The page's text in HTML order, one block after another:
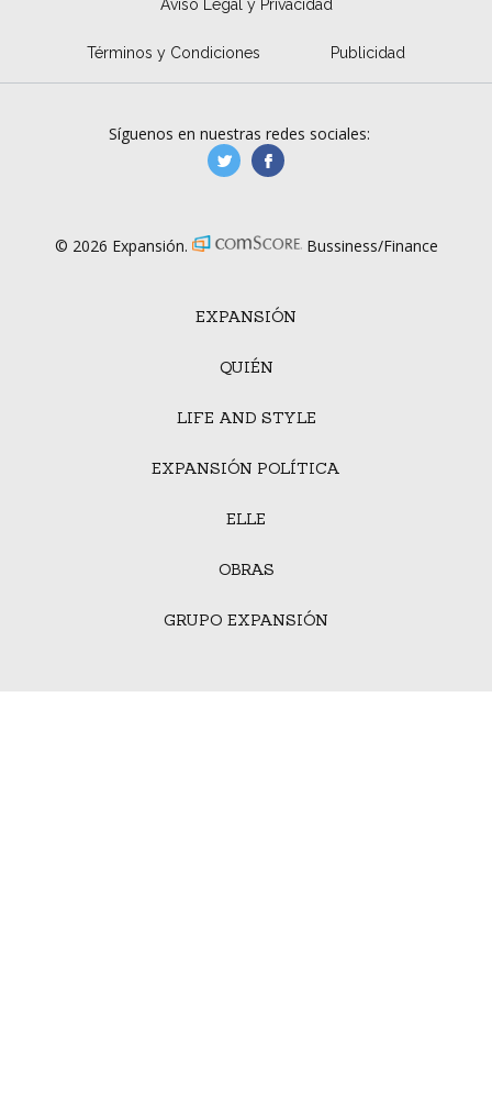
Aviso Legal y Privacidad
Términos y Condiciones Publicidad
EXPANSIÓN
QUIÉN
LIFE AND STYLE
EXPANSIÓN POLÍTICA
ELLE
OBRAS
GRUPO EXPANSIÓN
Síguenos en nuestras redes sociales:
manufacturaGE
© 2026 Expansión. Bussiness/Finance